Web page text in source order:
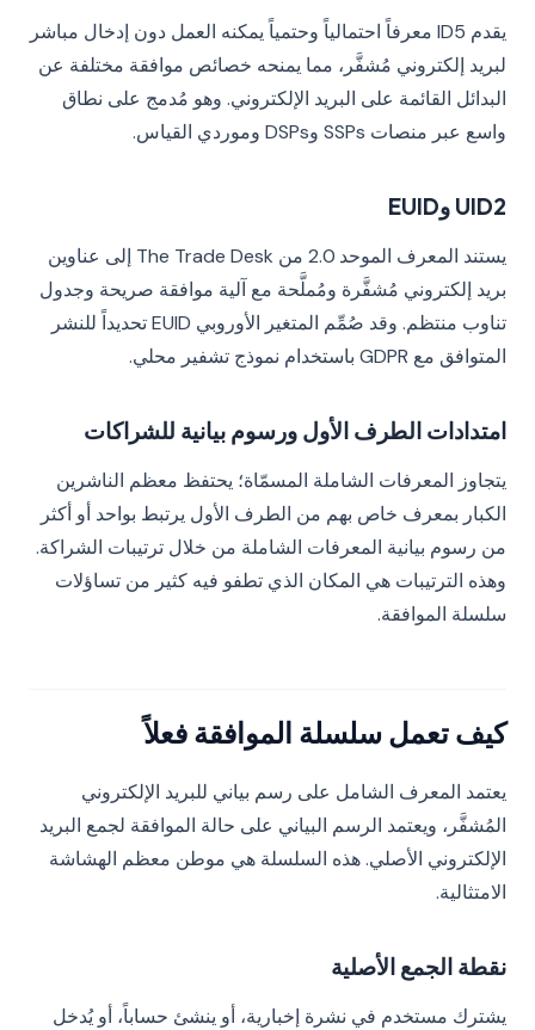
يقدم ID5 معرفاً احتمالياً وحتمياً يمكنه العمل دون إدخال مباشر
لبريد إلكتروني مُشفَّر، مما يمنحه خصائص موافقة مختلفة عن
البدائل القائمة على البريد الإلكتروني. وهو مُدمج على نطاق
واسع عبر منصات SSPs وDSPs وموردي القياس.
UID2 وEUID
يستند المعرف الموحد 2.0 من The Trade Desk إلى عناوين
بريد إلكتروني مُشفَّرة ومُملَّحة مع آلية موافقة صريحة وجدول
تناوب منتظم. وقد صُمِّم المتغير الأوروبي EUID تحديداً للنشر
المتوافق مع GDPR باستخدام نموذج تشفير محلي.
امتدادات الطرف الأول ورسوم بيانية للشراكات
يتجاوز المعرفات الشاملة المسمّاة؛ يحتفظ معظم الناشرين
الكبار بمعرف خاص بهم من الطرف الأول يرتبط بواحد أو أكثر
من رسوم بيانية المعرفات الشاملة من خلال ترتيبات الشراكة.
وهذه الترتيبات هي المكان الذي تطفو فيه كثير من تساؤلات
سلسلة الموافقة.
كيف تعمل سلسلة الموافقة فعلاً
يعتمد المعرف الشامل على رسم بياني للبريد الإلكتروني
المُشفَّر، ويعتمد الرسم البياني على حالة الموافقة لجمع البريد
الإلكتروني الأصلي. هذه السلسلة هي موطن معظم الهشاشة
الامتثالية.
نقطة الجمع الأصلية
يشترك مستخدم في نشرة إخبارية، أو ينشئ حساباً، أو يُدخل